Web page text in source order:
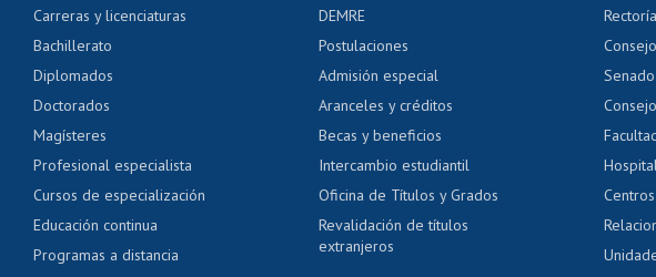
Servicio médico y dental
Pago de arancel y crédito alumnos
Pago de arancel y crédito exalumnos
Certificado de títulos y grados
Mi Uchile Ayuda tecnológica
Carreras y licenciaturas
Bachillerato
Diplomados
Doctorados
Magísteres
Profesional especialista
Cursos de especialización
Educación continua
Programas a distancia
DEMRE
Postulaciones
Admisión especial
Aranceles y créditos
Becas y beneficios
Intercambio estudiantil
Oficina de Títulos y Grados
Revalidación de títulos
extranjeros
Rectoría